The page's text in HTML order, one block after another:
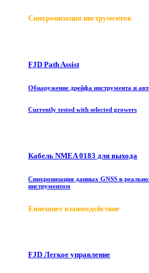
Синхронизация инструментов
FJD Path Assist
Обнаружение дрейфа инструмента и
Currently tested with selected growers
Кабель NMEA 0183 для выхода
Синхронизация данных GNSS в
инструментом
Eвнешнее взаимодействие
FJD Легкое управление